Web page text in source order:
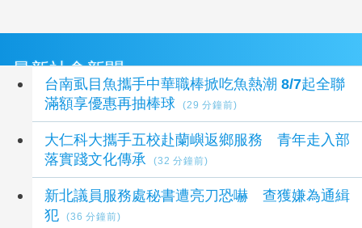
最新社會新聞
台南虱目魚攜手中華職棒掀吃魚熱潮 8/7起全聯
滿額享優惠再抽棒球
(29 分鐘前)
大仁科大攜手五校赴蘭嶼返鄉服務 青年走入部
落實踐文化傳承
(32 分鐘前)
新北議員服務處秘書遭亮刀恐嚇 查獲嫌為通緝
犯
(36 分鐘前)